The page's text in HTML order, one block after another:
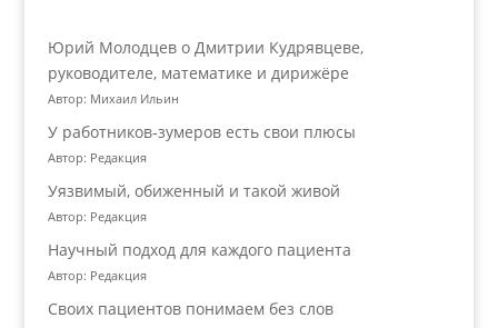
Юрий Молодцев о Дмитрии Кудрявцеве,
руководителе, математике и дирижёре
Автор: Михаил Ильин
У работников‑зумеров есть свои плюсы
Автор: Редакция
Уязвимый, обиженный и такой живой
Автор: Редакция
Научный подход для каждого пациента
Автор: Редакция
Своих пациентов понимаем без слов